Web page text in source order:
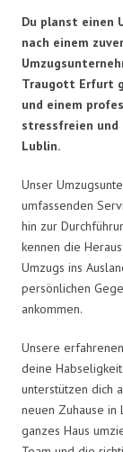
Du planst einen
nach einem
Traugott Erfurt
und einem
stressfreien und
Lublin.
Unser
umfassenden
hin zur
kennen die
Umzugs ins
persönlichen
ankommen.
Unsere
deine
unterstützen dich
neuen Zuhause in
ganzes Haus